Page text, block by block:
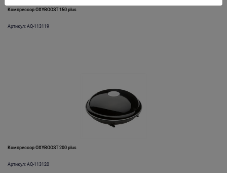
Компрессор OXYBOOST 150 plus
Артикул: AQ-113119
Компрессор OXYBOOST 200 plus
Артикул: AQ-113120